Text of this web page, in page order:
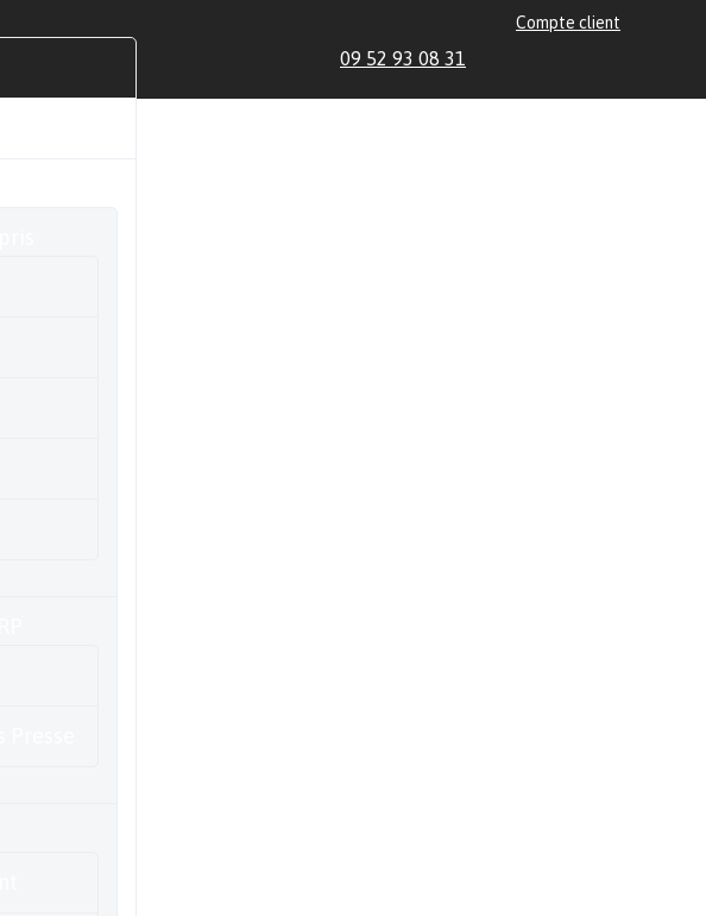
Compte client
09 52 93 08 31